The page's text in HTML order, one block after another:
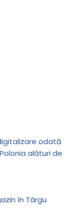
odată
alături de
în Târgu